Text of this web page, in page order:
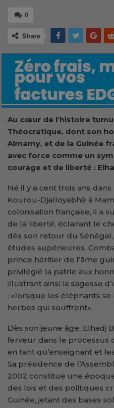
0
Share
Au cœur de l’histoire
Théocratique, dont son
Almamy, et de la Guinée
avec force comme un
courage et de liberté :
Né il y a cent trois ans
Kourou-Djalloyabhè à
colonisation française, il a
de la liberté, éclairant le
dès son retour du
études supérieures.
prince héritier de l’âme
privilégié la patrie aux
illustrant ainsi la sagesse
: «lorsque les éléphants
herbes qui souffrent».
Dès son jeune âge, Elhadj
ferveur dans le processus
en tant qu’enseignant et
Sa présidence de
2002 constitue une
des lois et des politiques
Guinée, jetant des bases